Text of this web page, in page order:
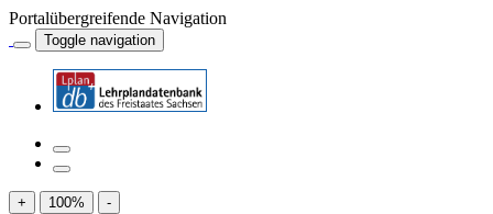
Portalübergreifende Navigation
Toggle navigation
+ 100% -